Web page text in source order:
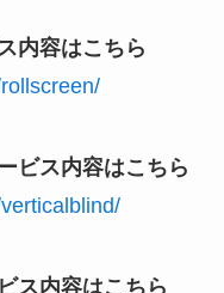
内容はこちら
ビス内容はこちら
ス内容はこちら